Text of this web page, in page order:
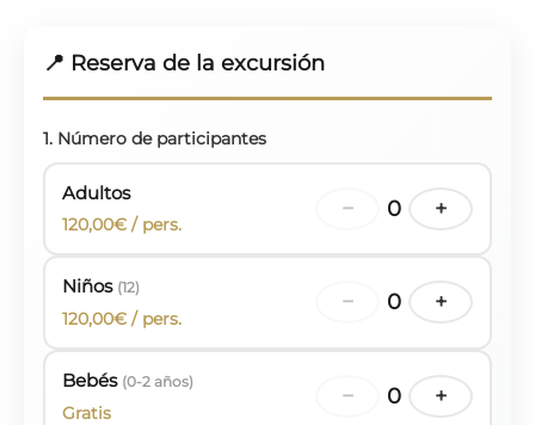
📍 Reserva de la excursión
1. Número de participantes
Adultos
120,00€ / pers.
− 0 +
Niños (12)
120,00€ / pers.
− 0 +
Bebés (0-2 años)
Gratis
− 0 +